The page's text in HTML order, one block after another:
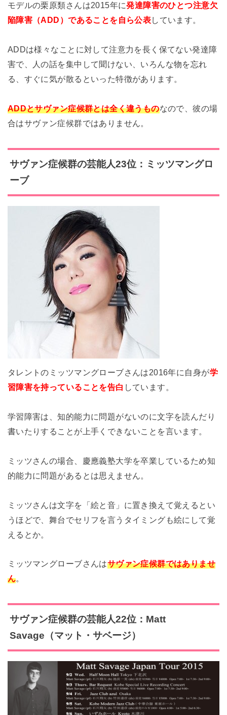
モデルの栗原類さんは2015年に発達障害のひとつ注意欠
陥障害（ADD）であることを自ら公表しています。
ADDは様々なことに対して注意力を長く保てない発達障
害で、人の話を集中して聞けない、いろんな物を忘れ
る、すぐに気が散るといった特徴があります。
ADDとサヴァン症候群とは全く違うものなので、彼の場
合はサヴァン症候群ではありません。
サヴァン症候群の芸能人23位：ミッツマングロ
ーブ
タレントのミッツマングローブさんは2016年に自身が学
習障害を持っていることを告白 しています。
学習障害は、知的能力に問題がないのに文字を読んだり
書いたりすることが上手くできないことを言います。
ミッツさんの場合、慶應義塾大学を卒業しているため知
的能力に問題があるとは思えません。
ミッツさんは文字を「絵と音」に置き換えて覚えるとい
うほどで、舞台でセリフを言うタイミングも絵にして覚
えるとか。
ミッツマングローブさんはサヴァン症候群ではありませ
ん。
サヴァン症候群の芸能人22位：Matt
Savage（マット・サベージ）